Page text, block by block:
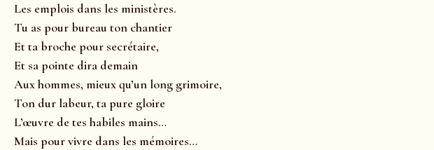
Les emplois dans les ministères.
Tu as pour bureau ton chantier
Et ta broche pour secrétaire,
Et sa pointe dira demain
Aux hommes, mieux qu’un long grimoire,
Ton dur labeur, ta pure gloire
L’œuvre de tes habiles mains…
Mais pour vivre dans les mémoires…